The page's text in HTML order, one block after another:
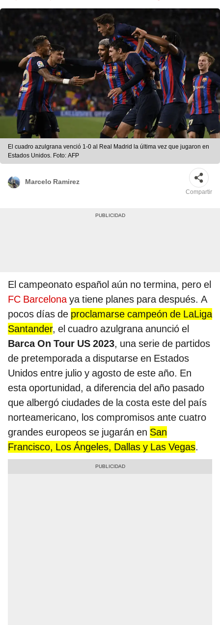
El cuadro azulgrana venció 1-0 al Real Madrid la última vez que jugaron en
Estados Unidos. Foto: AFP
Marcelo Ramirez
Compartir
El campeonato español aún no termina, pero el
FC Barcelonaya tiene planes para después. A
pocos días de proclamarse campeón de LaLiga
Santander, el cuadro azulgrana anunció el
Barca On Tour US 2023, una serie de partidos
de pretemporada a disputarse en Estados
Unidos entre julio y agosto de este año. En
esta oportunidad, a diferencia del año pasado
que albergó ciudades de la costa este del país
norteamericano, los compromisos ante cuatro
grandes europeos se jugarán en San
Francisco, Los Ángeles, Dallas y Las Vegas.